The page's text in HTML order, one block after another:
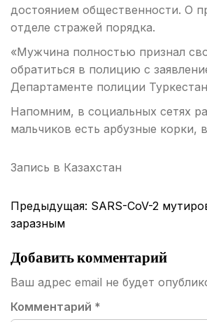
достоянием общественности. О
отделе стражей порядка.
«Мужчина полностью признал
обратиться в полицию с
Департаменте полиции
Напомним, в социальных сетях
мальчиков есть арбузные корки,
Запись в Казахстан
Навигация
по
Предыдущая: SARS-CoV-2
заразным
Добавить комментарий
Ваш адрес email не будет
Комментарий *